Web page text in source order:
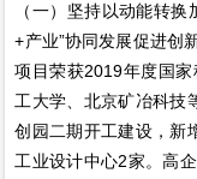
（一）坚持以动能转
+产业”协同发展促进创
项目荣获2019年度国
工大学、北京矿冶科技
创园二期开工建设，新
工业设计中心2家。高